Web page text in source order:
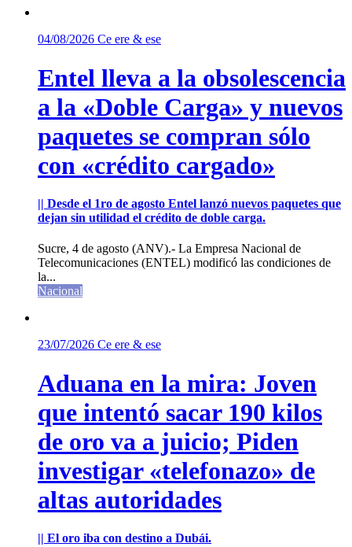
04/08/2026 Ce ere & ese
Entel lleva a la obsolescencia
a la «Doble Carga» y nuevos
paquetes se compran sólo
con «crédito cargado»
|| Desde el 1ro de agosto Entel lanzó nuevos paquetes que
dejan sin utilidad el crédito de doble carga.
Sucre, 4 de agosto (ANV).- La Empresa Nacional de
Telecomunicaciones (ENTEL) modificó las condiciones de
la...
Nacional
23/07/2026 Ce ere & ese
Aduana en la mira: Joven
que intentó sacar 190 kilos
de oro va a juicio; Piden
investigar «telefonazo» de
altas autoridades
|| El oro iba con destino a Dubái.